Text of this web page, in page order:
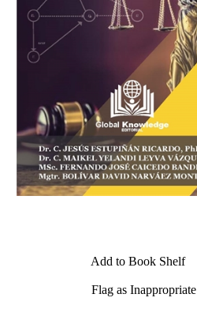
Add to Book Shelf
Flag as Inappropriate